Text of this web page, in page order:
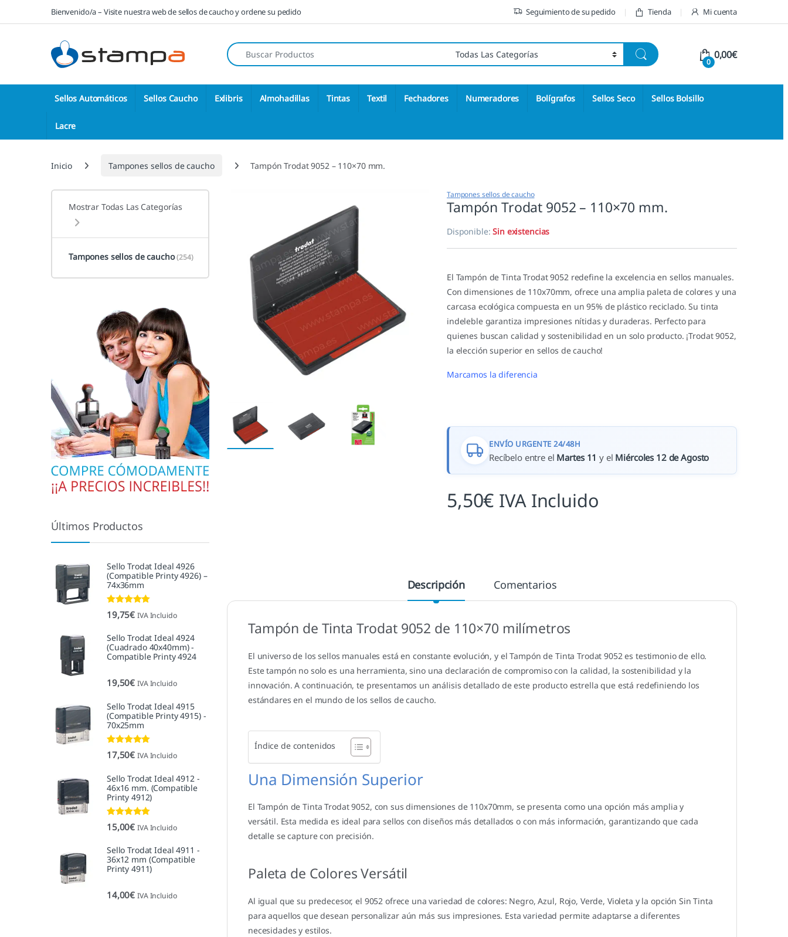
Saltar a la navegación
Saltar al contenidoBienvenido/a – Visite nuestra web de sellos de caucho y ordene su pedido Seguimiento de su pedido Tienda Mi cuenta
Búsqueda de:
0
0,00€
Sellos Automáticos Sellos Caucho Exlibris Almohadillas Tintas Textil Fechadores Numeradores Bolígrafos Sellos Seco Sellos Bolsillo
Lacre
Inicio Tampones sellos de caucho Tampón Trodat 9052 – 110×70 mm.
Tampones sellos de caucho
Tampón Trodat 9052 – 110×70 mm.
Disponible:Sin existencias
El Tampón de Tinta Trodat 9052 redefine la excelencia en sellos manuales.
Con dimensiones de 110x70mm, ofrece una amplia paleta de colores y una
carcasa ecológica compuesta en un 95% de plástico reciclado. Su tinta
indeleble garantiza impresiones nítidas y duraderas. Perfecto para
quienes buscan calidad y sostenibilidad en un solo producto. ¡Trodat 9052,
la elección superior en sellos de caucho!
Marcamos la diferencia
ENVÍO URGENTE 24/48H
Recíbelo entre el Martes 11 y el Miércoles 12 de Agosto
5,50€ IVA Incluido
Descripción Comentarios
Tampón de Tinta Trodat 9052 de 110×70 milímetros
El universo de los sellos manuales está en constante evolución, y el Tampón de Tinta Trodat 9052 es testimonio de ello.
Este tampón no solo es una herramienta, sino una declaración de compromiso con la calidad, la sostenibilidad y la
innovación. A continuación, te presentamos un análisis detallado de este producto estrella que está redefiniendo los
estándares en el mundo de los sellos de caucho.
Índice de contenidos
Una Dimensión Superior
El Tampón de Tinta Trodat 9052, con sus dimensiones de 110x70mm, se presenta como una opción más amplia y
versátil. Esta medida es ideal para sellos con diseños más detallados o con más información, garantizando que cada
detalle se capture con precisión.
Paleta de Colores Versátil
Al igual que su predecesor, el 9052 ofrece una variedad de colores: Negro, Azul, Rojo, Verde, Violeta y la opción Sin Tinta
para aquellos que desean personalizar aún más sus impresiones. Esta variedad permite adaptarse a diferentes
necesidades y estilos.
Mostrar Todas Las Categorías
Tampones sellos de caucho(254)
Últimos Productos
Sello Trodat Ideal 4926
(Compatible Printy 4926) –
74x36mm
Valorado con
5.00de 5
19,75€ IVA Incluido
Sello Trodat Ideal 4924
(Cuadrado 40x40mm) -
Compatible Printy 4924
19,50€ IVA Incluido
Sello Trodat Ideal 4915
(Compatible Printy 4915) -
70x25mm
Valorado con
5.00de 5
17,50€ IVA Incluido
Sello Trodat Ideal 4912 -
46x16 mm. (Compatible
Printy 4912)
Valorado con
5.00de 5
15,00€ IVA Incluido
Sello Trodat Ideal 4911 -
36x12 mm (Compatible
Printy 4911)
14,00€ IVA Incluido